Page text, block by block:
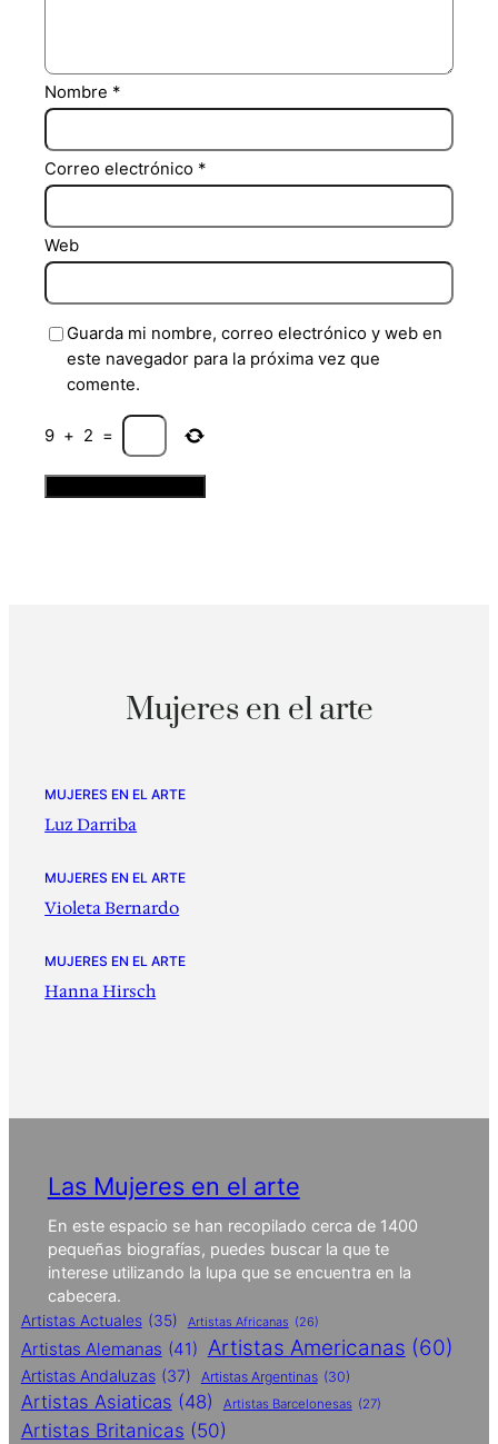
Nombre *
Correo electrónico *
Web
Guarda mi nombre, correo electrónico y web en
este navegador para la próxima vez que
comente.
9 + 2 =
Mujeres en el arte
MUJERES EN EL ARTE
Luz Darriba
MUJERES EN EL ARTE
Violeta Bernardo
MUJERES EN EL ARTE
Hanna Hirsch
Las Mujeres en el arte
En este espacio se han recopilado cerca de 1400
pequeñas biografías, puedes buscar la que te
interese utilizando la lupa que se encuentra en la
cabecera.
Artistas Actuales (35) Artistas Africanas (26)
Artistas Alemanas (41) Artistas Americanas (60)
Artistas Andaluzas (37) Artistas Argentinas (30)
Artistas Asiaticas (48) Artistas Barcelonesas (27)
Artistas Britanicas (50)